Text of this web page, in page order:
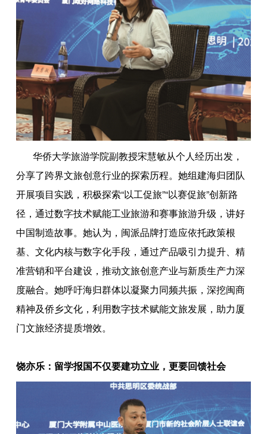
华侨大学旅游学院副教授宋慧敏从个人经历出发，
分享了跨界文旅创意行业的探索历程。她组建海归团队
开展项目实践，积极探索“以工促旅”“以赛促旅”创新路
径，通过数字技术赋能工业旅游和赛事旅游升级，讲好
中国制造故事。她认为，闽派品牌打造应依托政策根
基、文化内核与数字化手段，通过产品吸引力提升、精
准营销和平台建设，推动文旅创意产业与新质生产力深
度融合。她呼吁海归群体以凝聚力同频共振，深挖闽商
精神及侨乡文化，利用数字技术赋能文旅发展，助力厦
门文旅经济提质增效。
饶亦乐：留学报国不仅要建功立业，更要回馈社会